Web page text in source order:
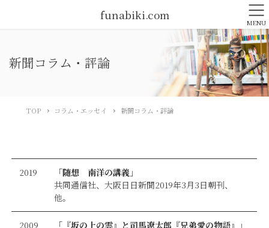
funabiki.com
新聞コラム・評論
TOP コラム・エッセイ 新聞コラム・評論
2019
「随想 南洋の講義」
共同通信社、大阪日日新聞2019年3月3日朝刊、
他。
2009
「『坂の上の雲』と司馬遼太郎『兄弟愛の物語』」
MENU